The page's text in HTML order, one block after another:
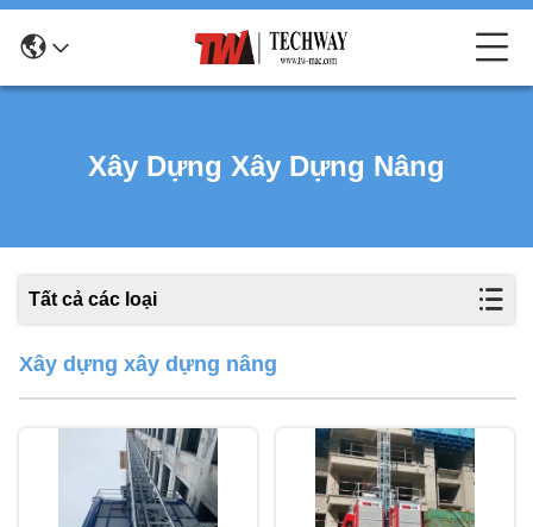
Xây Dựng Xây Dựng Nâng
Tất cả các loại
Xây dựng xây dựng nâng